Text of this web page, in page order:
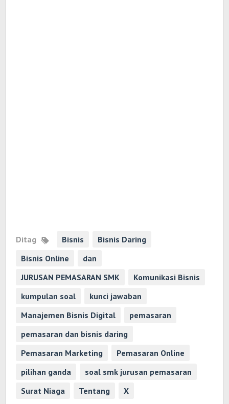
Ditag Bisnis
Bisnis Daring
Bisnis Online
dan
JURUSAN PEMASARAN SMK
Komunikasi Bisnis
kumpulan soal
kunci jawaban
Manajemen Bisnis Digital
pemasaran
pemasaran dan bisnis daring
Pemasaran Marketing
Pemasaran Online
pilihan ganda
soal smk jurusan pemasaran
Surat Niaga
Tentang X